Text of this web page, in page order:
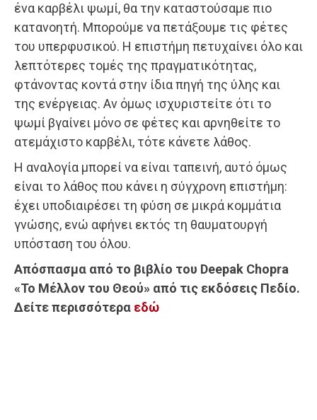
ένα καρβέλι ψωμί, θα την καταστούσαμε πιο
κατανοητή. Μπορούμε να πετάξουμε τις φέτες
του υπερφυσικού. Η επιστήμη πετυχαίνει όλο και
λεπτότερες τομές της πραγματικότητας,
φτάνοντας κοντά στην ίδια πηγή της ύλης και
της ενέργειας. Αν όμως ισχυριστείτε ότι το
ψωμί βγαίνει μόνο σε φέτες και αρνηθείτε το
ατεμάχιστο καρβέλι, τότε κάνετε λάθος.
Η αναλογία μπορεί να είναι ταπεινή, αυτό όμως
είναι το λάθος που κάνει η σύγχρονη επιστήμη:
έχει υποδιαιρέσει τη φύση σε μικρά κομμάτια
γνώσης, ενώ αφήνει εκτός τη θαυματουργή
υπόσταση του όλου.
Απόσπασμα από το βιβλίο του Deepak Chopra
«Το Μέλλον του Θεού» από τις εκδόσεις Πεδίο.
Δείτε περισσότερα εδώ